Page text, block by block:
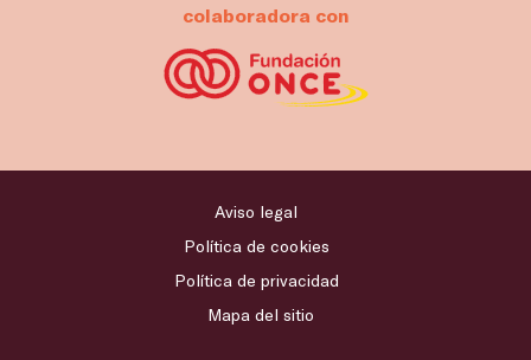
colaboradora con
Aviso legal
Política de cookies
Política de privacidad
Mapa del sitio